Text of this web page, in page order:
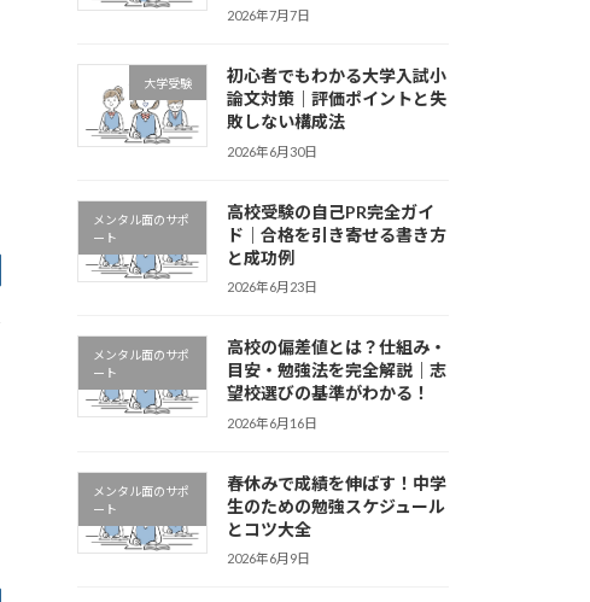
2026年7月7日
大学受験
初心者でもわかる大学入試小
論文対策｜評価ポイントと失
敗しない構成法
2026年6月30日
メンタル面のサポ
ート
高校受験の自己PR完全ガイ
ド｜合格を引き寄せる書き方
と成功例
2026年6月23日
メンタル面のサポ
ート
高校の偏差値とは？仕組み・
目安・勉強法を完全解説｜志
望校選びの基準がわかる！
2026年6月16日
メンタル面のサポ
ート
春休みで成績を伸ばす！中学
生のための勉強スケジュール
とコツ大全
2026年6月9日